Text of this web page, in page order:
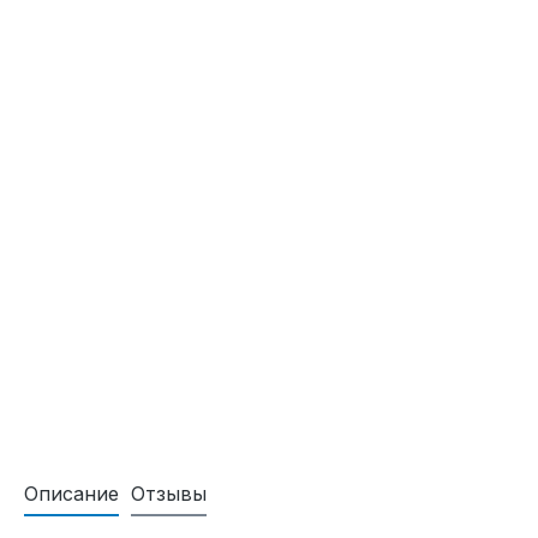
Описание Отзывы